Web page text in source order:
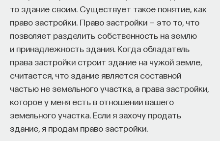
то здание своим. Существует такое понятие, как
право застройки. Право застройки — это то, что
позволяет разделить собственность на землю
и принадлежность здания. Когда обладатель
права застройки строит здание на чужой земле,
считается, что здание является составной
частью не земельного участка, а права застройки,
которое у меня есть в отношении вашего
земельного участка. Если я захочу продать
здание, я продам право застройки.
НАД МАТЕРИАЛОМ РАБОТАЛИ
Ивар Максутов
издатель, сооснователь Редакционно-
издательского дома "ПостНаука", религиовед
Ульяна Раведовская